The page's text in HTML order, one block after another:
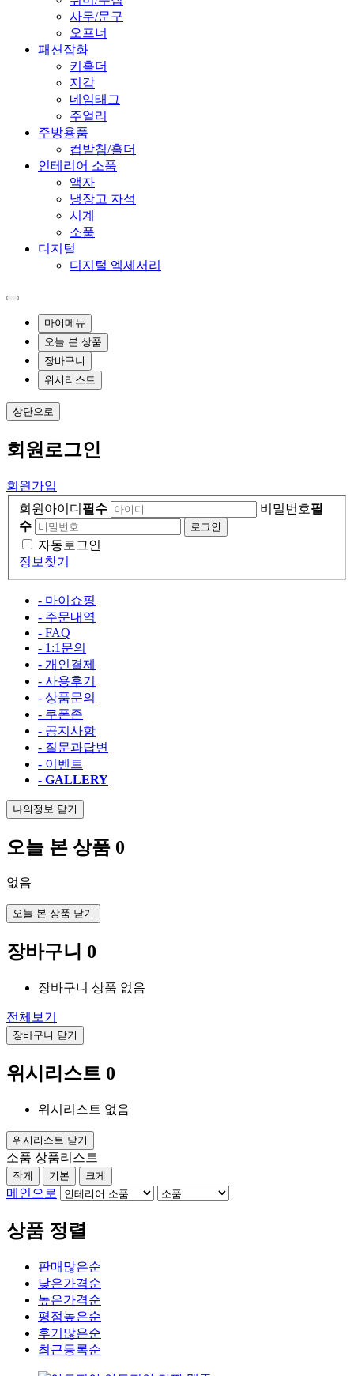
사무/문구
오프너
패션잡화
키홀더
지갑
네임태그
주얼리
주방용품
컵받침/홀더
인테리어 소품
액자
냉장고 자석
시계
소품
디지털
디지털 엑세서리
마이메뉴
오늘 본 상품
장바구니
위시리스트
상단으로
회원 로그인
회원가입
회원아이디 필수 비밀번호필
수
자동로그인
정보찾기
- 마이쇼핑
- 주문내역
- FAQ
- 1:1문의
- 개인결제
- 사용후기
- 상품문의
- 쿠폰존
- 공지사항
- 질문과답변
- 이벤트
- GALLERY
나의정보 닫기
오늘 본 상품 0
없음
오늘 본 상품 닫기
장바구니 0
장바구니 상품 없음
전체보기
장바구니 닫기
위시리스트 0
위시리스트 없음
위시리스트 닫기
소품 상품리스트
작게 기본 크게
메인으로
상품 정렬
판매많은순
낮은가격순
높은가격순
평점높은순
후기많은순
최근등록순